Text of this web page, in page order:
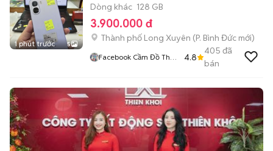
1 phút trước 5
Dòng khác 128 GB
3.900.000 đ
Thành phố Long Xuyên (P. Bình Đức mới)
Facebook Cầm Đồ Thúy
4.8
405 đã
bán